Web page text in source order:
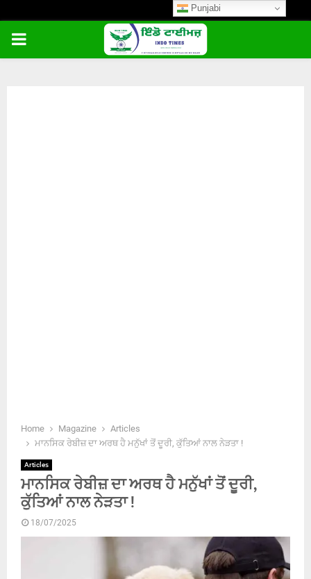
PRIMARY
Home Magazine
Articles
ਮਾਨਸਿਕ ਰੇਬੀਜ਼ ਦਾ ਅਰਥ ਹੈ ਮਨੁੱਖਾਂ ਤੋਂ ਦੂਰੀ, ਕੁੱਤਿਆਂ ਨਾਲ ਨੇੜਤਾ !
Articles
ਮਾਨਸਿਕ ਰੇਬੀਜ਼ ਦਾ ਅਰਥ ਹੈ ਮਨੁੱਖਾਂ ਤੋਂ ਦੂਰੀ,
ਕੁੱਤਿਆਂ ਨਾਲ ਨੇੜਤਾ !
18/07/2025
Punjabi